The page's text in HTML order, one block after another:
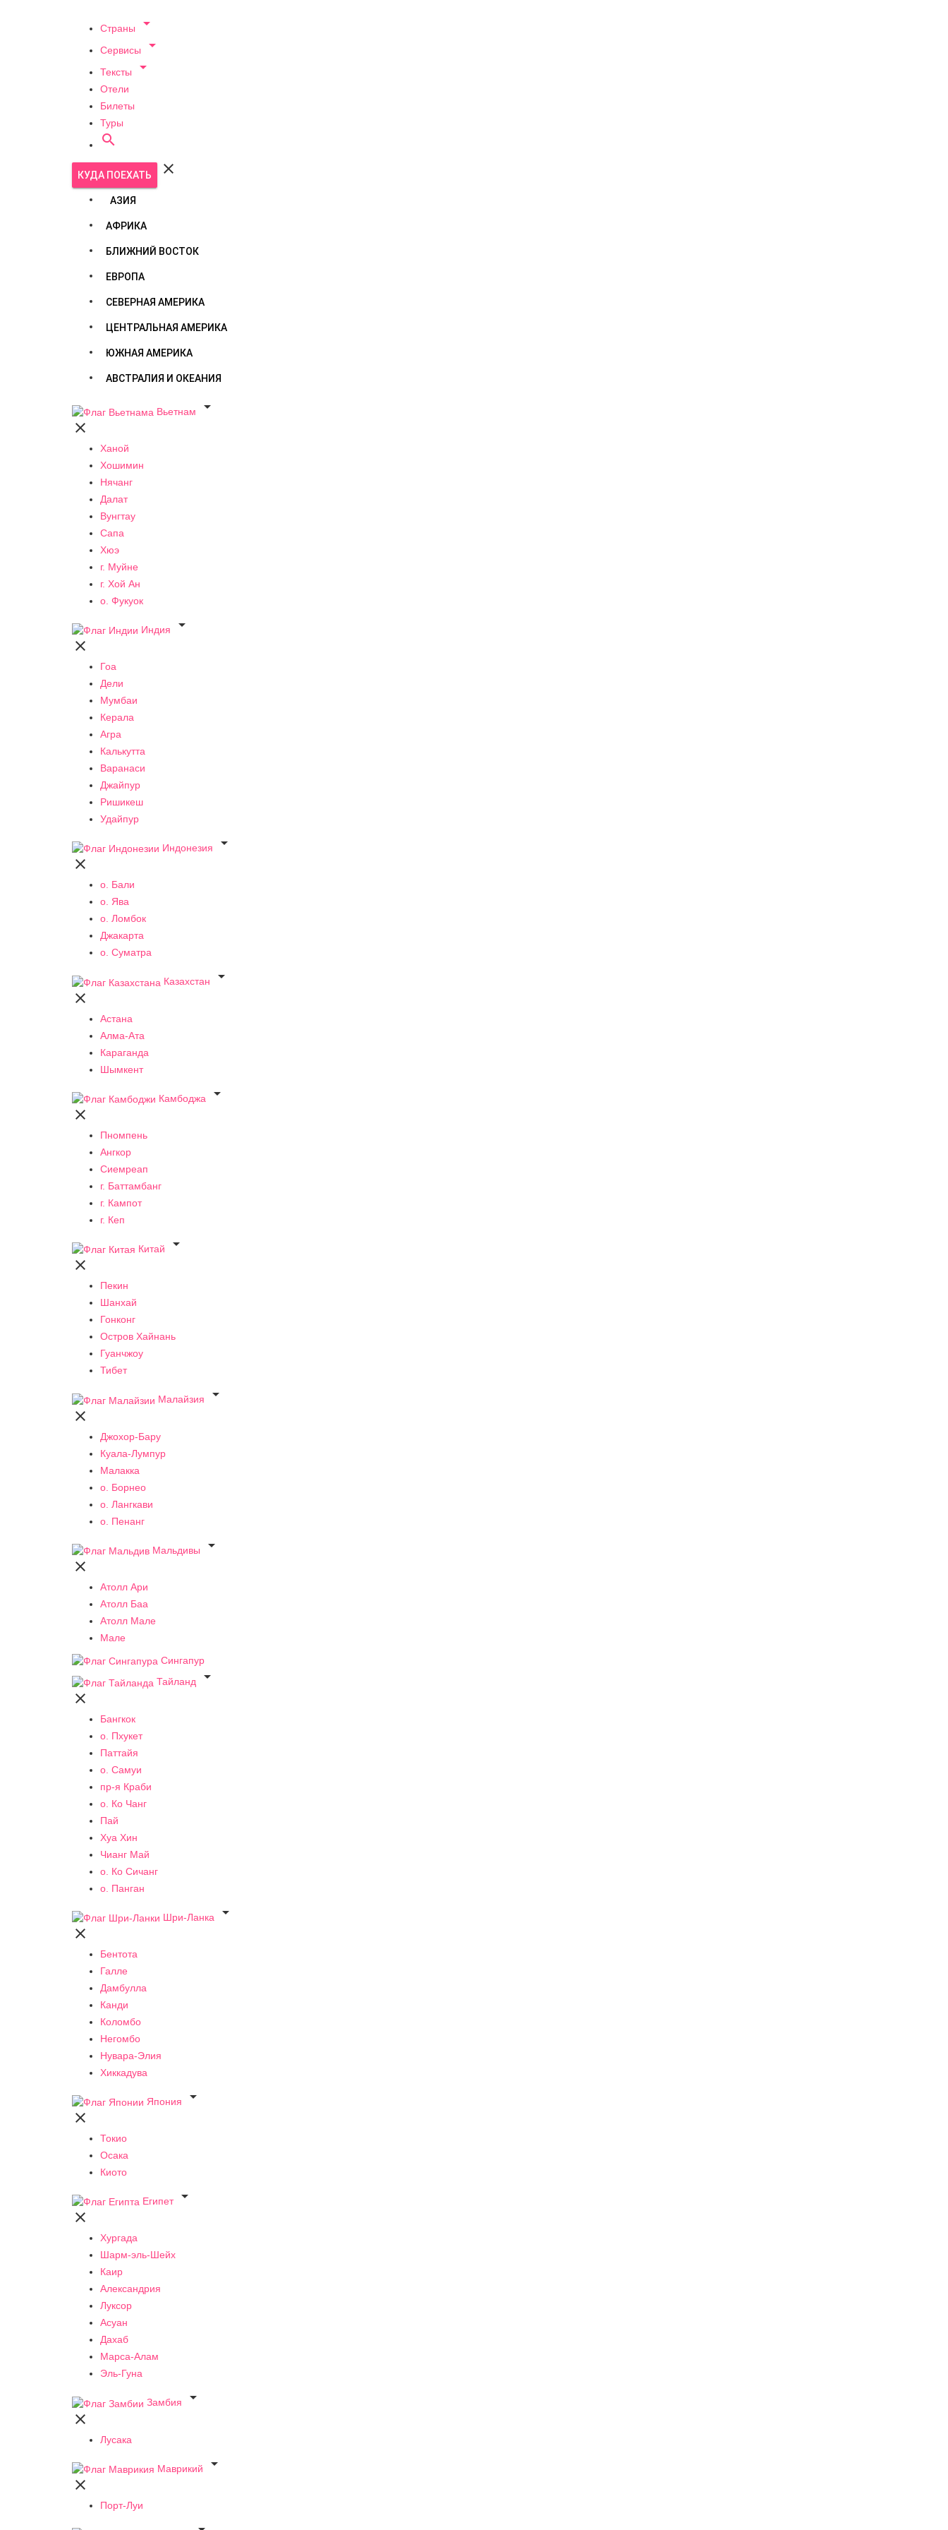
Страны 
Сервисы 
Тексты 
Отели
Билеты
Туры

КУДА ПОЕХАТЬ 
АЗИЯ
АФРИКА
БЛИЖНИЙ ВОСТОК
ЕВРОПА
СЕВЕРНАЯ АМЕРИКА
ЦЕНТРАЛЬНАЯ АМЕРИКА
ЮЖНАЯ АМЕРИКА
АВСТРАЛИЯ И ОКЕАНИЯ
Вьетнам


Ханой
Хошимин
Нячанг
Далат
Вунгтау
Сапа
Хюэ
г. Муйне
г. Хой Ан
о. Фукуок
Индия


Гоа
Дели
Мумбаи
Керала
Агра
Калькутта
Варанаси
Джайпур
Ришикеш
Удайпур
Индонезия


о. Бали
о. Ява
о. Ломбок
Джакарта
о. Суматра
Казахстан


Астана
Алма-Ата
Караганда
Шымкент
Камбоджа


Пномпень
Ангкор
Сиемреап
г. Баттамбанг
г. Кампот
г. Кеп
Китай


Пекин
Шанхай
Гонконг
Остров Хайнань
Гуанчжоу
Тибет
Малайзия


Джохор-Бару
Куала-Лумпур
Малакка
о. Борнео
о. Лангкави
о. Пенанг
Мальдивы


Атолл Ари
Атолл Баа
Атолл Мале
Мале
Сингапур
Тайланд


Бангкок
о. Пхукет
Паттайя
о. Самуи
пр-я Краби
о. Ко Чанг
Пай
Хуа Хин
Чианг Май
о. Ко Сичанг
о. Панган
Шри-Ланка


Бентота
Галле
Дамбулла
Канди
Коломбо
Негомбо
Нувара-Элия
Хиккадува
Япония


Токио
Осака
Киото
Египет


Хургада
Шарм-эль-Шейх
Каир
Александрия
Луксор
Асуан
Дахаб
Марса-Алам
Эль-Гуна
Замбия


Лусака
Маврикий


Порт-Луи